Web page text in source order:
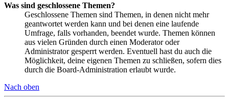
Was sind geschlossene Themen?
Geschlossene Themen sind Themen, in denen nicht mehr
geantwortet werden kann und bei denen eine laufende
Umfrage, falls vorhanden, beendet wurde. Themen können
aus vielen Gründen durch einen Moderator oder
Administrator gesperrt werden. Eventuell hast du auch die
Möglichkeit, deine eigenen Themen zu schließen, sofern dies
durch die Board-Administration erlaubt wurde.
Nach oben